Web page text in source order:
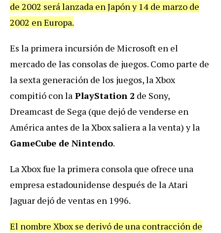
de 2002 será lanzada en Japón y 14 de marzo de
2002 en Europa.
Es la primera incursión de Microsoft en el
mercado de las consolas de juegos. Como parte de
la sexta generación de los juegos, la Xbox
compitió con la PlayStation 2 de Sony,
Dreamcast de Sega (que dejó de venderse en
América antes de la Xbox saliera a la venta) y la
GameCube de Nintendo.
La Xbox fue la primera consola que ofrece una
empresa estadounidense después de la Atari
Jaguar dejó de ventas en 1996.
El nombre Xbox se derivó de una contracción de